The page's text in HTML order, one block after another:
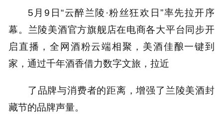
5月9日“云醉兰陵·粉丝狂欢日”率先拉开序
幕。兰陵美酒官方旗舰店在电商各大平台同步开
启直播，全网酒粉云端相聚，美酒佳酿一键到
家，通过千年酒香借力数字文旅，拉近
了品牌与消费者的距离，增强了兰陵美酒封
藏节的品牌声量。